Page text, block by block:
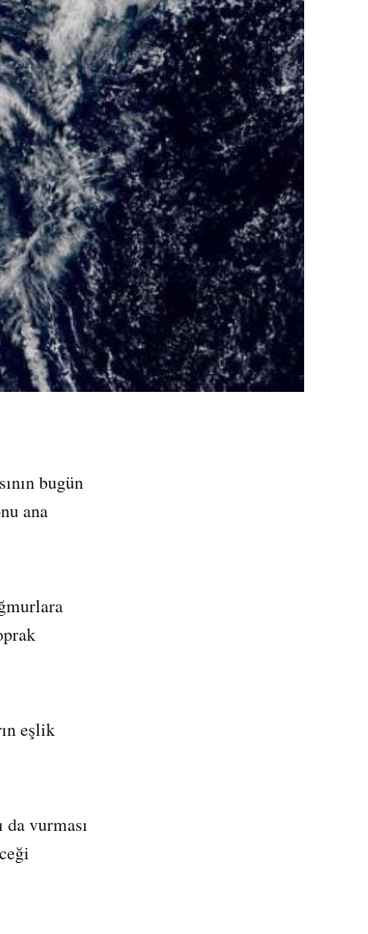
bugün
ana
eşlik
da vurması